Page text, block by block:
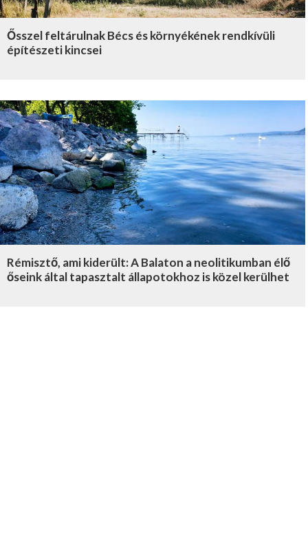
Ősszel feltárulnak Bécs és környékének rendkívüli
építészeti kincsei
Rémisztő, ami kiderült: A Balaton a neolitikumban élő
őseink által tapasztalt állapotokhoz is közel kerülhet